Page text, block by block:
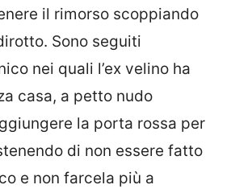
il rimorso scoppiando
Sono seguiti
nei quali l’ex velino ha
casa, a petto nudo
la porta rossa per
di non essere fatto
e non farcela più a